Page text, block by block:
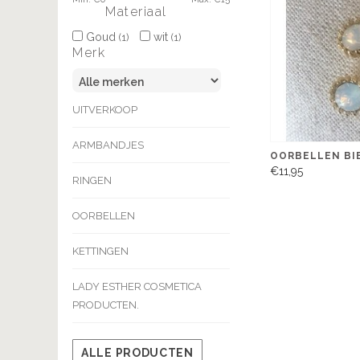
Materiaal
Goud (1) wit (1)
Merk
UITVERKOOP
ARMBANDJES
RINGEN
OORBELLEN
KETTINGEN
LADY ESTHER COSMETICA
PRODUCTEN.
ALLE PRODUCTEN
OORBELLEN
€11,95